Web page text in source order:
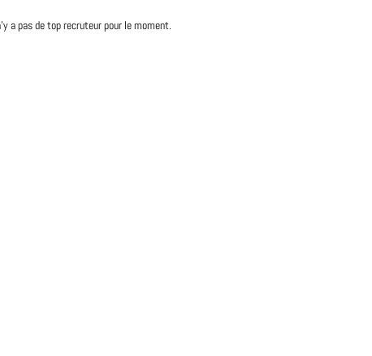
a pas de top recruteur pour le moment.